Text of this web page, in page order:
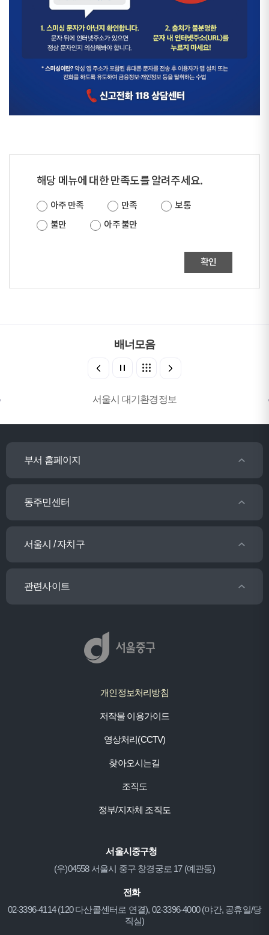
해당 메뉴에 대한 만족도를 알려주세요.
아주 만족 만족
보통
불만
아주 불만
확인
배너모음
서울시 대기환경정보
부서 홈페이지
동주민센터
서울시 / 자치구
관련사이트
개인정보처리방침
저작물 이용가이드
영상처리(CCTV)
찾아오시는길
조직도
정부/지자체 조직도
서울시중구청
(우)04558 서울시 중구 창경궁로 17 (예관동)
전화
02-3396-4114 (120 다산콜센터로 연결), 02-3396-4000 (야간, 공휴일/당
직실)